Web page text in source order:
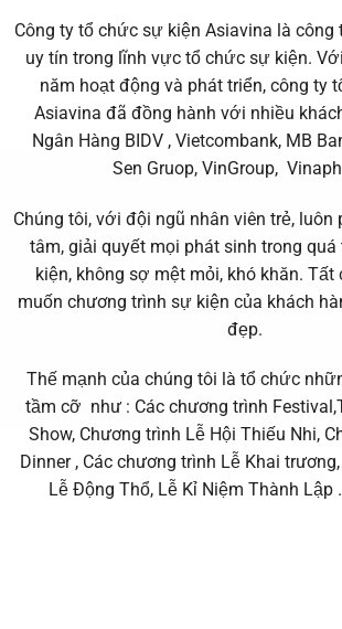
Công ty tổ chức sự kiện Asiavina là
uy tín trong lĩnh vực tổ chức sự kiện.
năm hoạt động và phát triển, công ty
Asiavina đã đồng hành với nhiều
Ngân Hàng BIDV , Vietcombank, MB
Sen Gruop, VinGroup,
Chúng tôi, với đội ngũ nhân viên trẻ, luôn
tâm, giải quyết mọi phát sinh trong
kiện, không sợ mệt mỏi, khó khăn. Tất
muốn chương trình sự kiện của khách
đẹp.
Thế mạnh của chúng tôi là tổ chức
tầm cỡ như : Các chương trình
Show, Chương trình Lễ Hội Thiếu Nhi,
Dinner , Các chương trình Lễ Khai
Lễ Động Thổ, Lễ Kỉ Niệm Thành Lập